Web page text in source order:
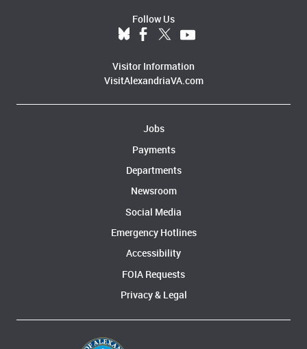
Follow Us
Visitor Information
VisitAlexandriaVA.com
Jobs
Payments
Departments
Newsroom
Social Media
Emergency Hotlines
Accessibility
FOIA Requests
Privacy & Legal